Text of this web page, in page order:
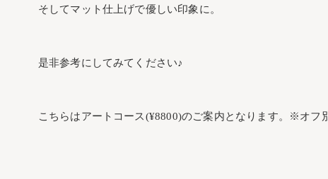
そしてマット仕上げで優しい印象に。
是非参考にしてみてください♪
こちらはアートコース(¥8800)のご案内となります。※オフ